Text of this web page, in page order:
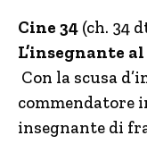
Cine 34 (ch. 34
L’insegnante
Con la scusa
commendatore
insegnante di